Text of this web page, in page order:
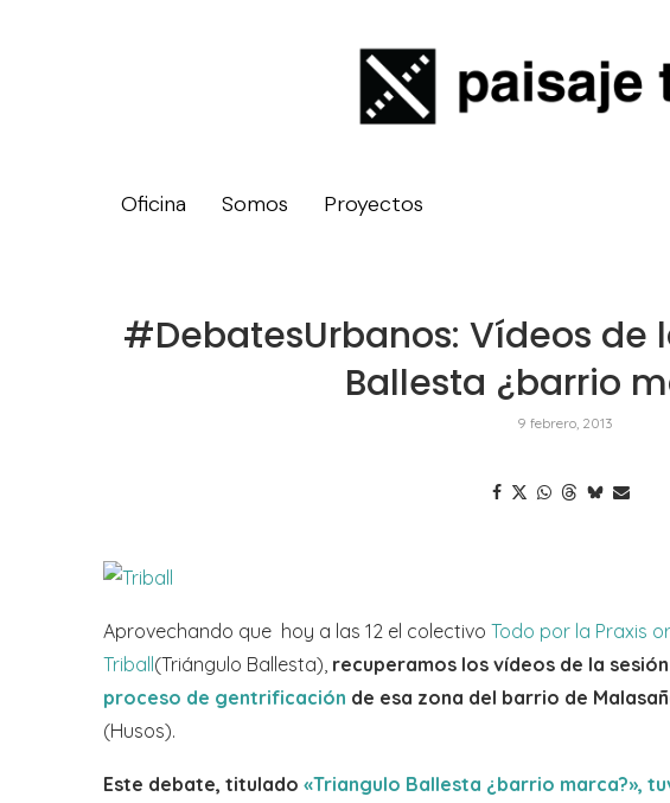
Oficina Somos Proyectos
#DebatesUrbanos: Vídeos de
Ballesta ¿barrio
9 febrero, 2013
Aprovechando que hoy a las 12 el colectivo Todo por la Praxis
Triball(Triángulo Ballesta), recuperamos los vídeos de la
proceso de gentrificación de esa zona del barrio de
(Husos).
Este debate, titulado «Triangulo Ballesta ¿barrio marca?»,